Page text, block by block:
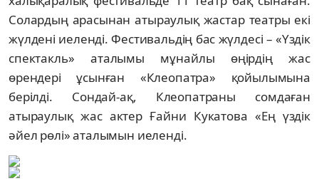
Солардың арасынан атыраулық жастар театры екі
жүлдені иеленді. Фестивальдің бас жүлдесі – «Үздік
спектакль» аталымы мұнайлы өңірдің жас
өрендері ұсынған «Клеопатра» қойылымына
берілді. Сондай-ақ, Клеопатраны сомдаған
атыраулық жас актер Ғайни Кукатова «Ең үздік
әйел рөлі» аталымын иеленді.